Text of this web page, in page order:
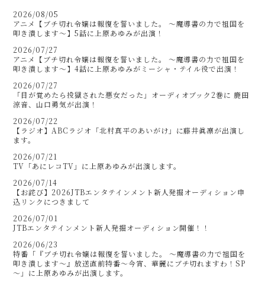
2026/08/05
アニメ【ブチ切れ令嬢は報復を誓いました。 ～魔導書の力で祖国を
叩き潰します～】5話に上原あゆみが出演！
2026/07/27
アニメ【ブチ切れ令嬢は報復を誓いました。 ～魔導書の力で祖国を
叩き潰します～】4話に上原あゆみがミーシャ・テイル役で出演！
2026/07/27
「目が覚めたら投獄された悪女だった」オーディオブック2巻に 鹿田
涼音、山口勇気が出演！
2026/07/22
【ラジオ】ABCラジオ「北村真平のあいがけ」に藤井眞凛が出演し
ます。
2026/07/21
TV「あにレコTV」に上原あゆみが出演します。
2026/07/14
【お詫び】2026JTBエンタテインメント新人発掘オーディション申
込リンクにつきまして
2026/07/01
JTBエンタテインメント新人発掘オーディション開催！！
2026/06/23
特番「『ブチ切れ令嬢は報復を誓いました。 ～魔導書の力で祖国を
叩き潰します～』放送直前特番～今宵、華麗にブチ切れますわ！SP
～」に上原あゆみが出演します。